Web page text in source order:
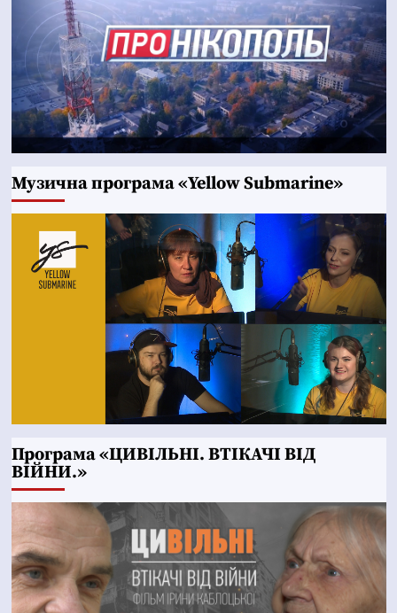
Музична програма «Yellow Submarine»
Програма «ЦИВІЛЬНІ. ВТІКАЧІ ВІД
ВІЙНИ.»